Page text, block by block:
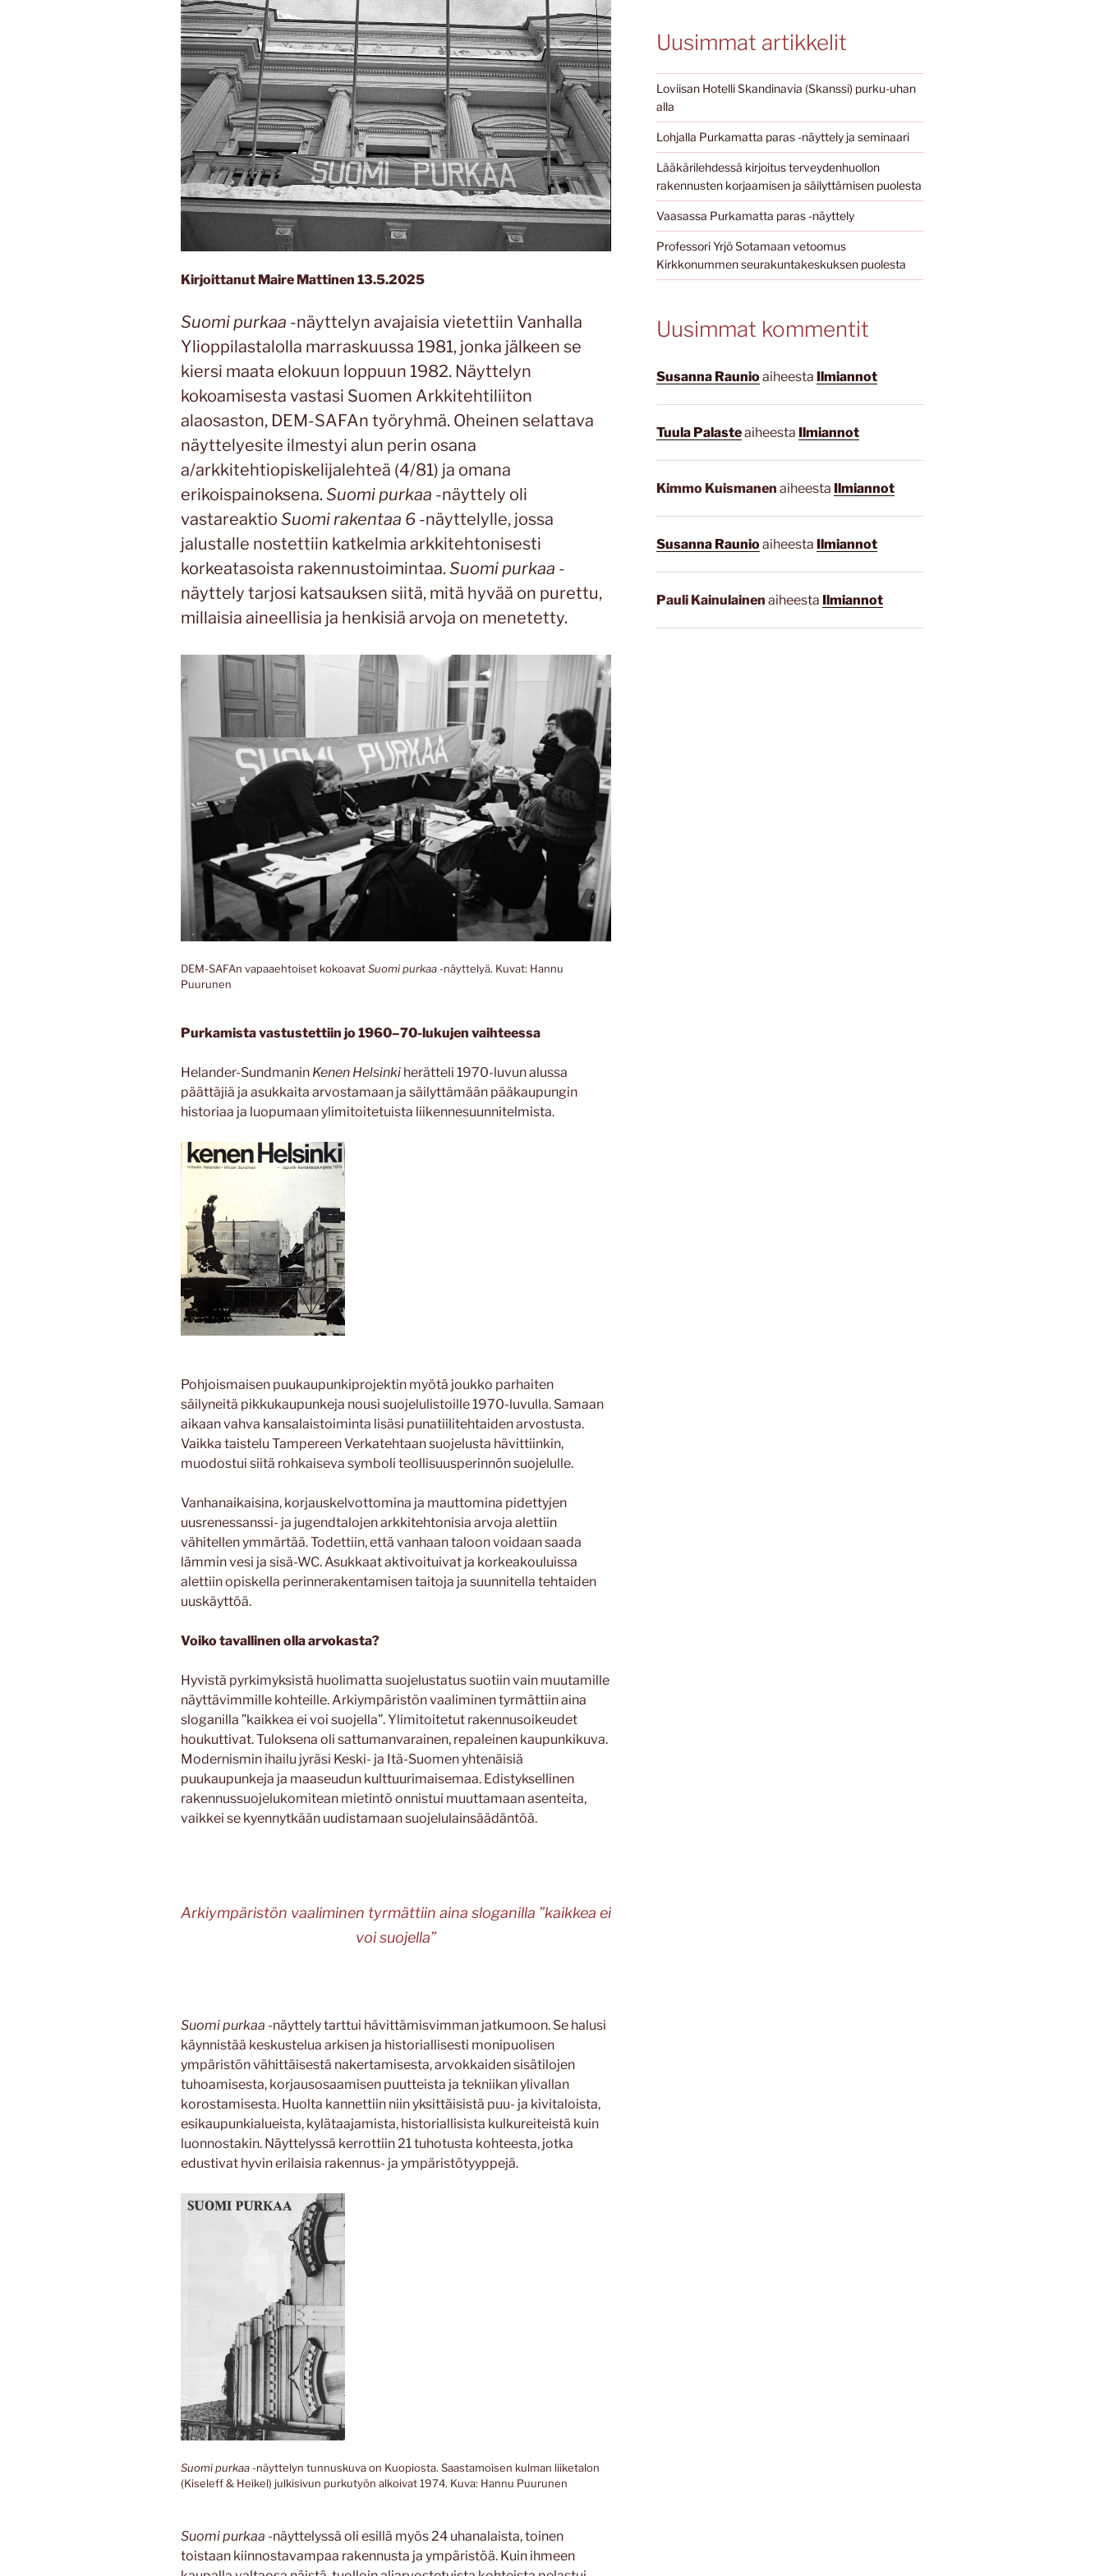
Kirjoittanut Maire Mattinen 13.5.2025
Suomi purkaa -näyttelyn avajaisia vietettiin Vanhalla
Ylioppilastalolla marraskuussa 1981, jonka jälkeen se
kiersi maata elokuun loppuun 1982. Näyttelyn
kokoamisesta vastasi Suomen Arkkitehtiliiton
alaosaston, DEM-SAFAn työryhmä. Oheinen selattava
näyttelyesite ilmestyi alun perin osana
a/arkkitehtiopiskelijalehteä (4/81) ja omana
erikoispainoksena. Suomi purkaa -näyttely oli
vastareaktio Suomi rakentaa 6 -näyttelylle, jossa
jalustalle nostettiin katkelmia arkkitehtonisesti
korkeatasoista rakennustoimintaa. Suomi purkaa -
näyttely tarjosi katsauksen siitä, mitä hyvää on purettu,
millaisia aineellisia ja henkisiä arvoja on menetetty.
DEM-SAFAn vapaaehtoiset kokoavatSuomi purkaa-näyttelyä. Kuvat: Hannu
Puurunen
Purkamista vastustettiin jo 1960–70-lukujen vaihteessa
Helander-Sundmanin Kenen Helsinki herätteli 1970-luvun alussa
päättäjiä ja asukkaita arvostamaan ja säilyttämään pääkaupungin
historiaa ja luopumaan ylimitoitetuista liikennesuunnitelmista.
Pohjoismaisen puukaupunkiprojektin myötä joukko parhaiten
säilyneitä pikkukaupunkeja nousi suojelulistoille 1970-luvulla. Samaan
aikaan vahva kansalaistoiminta lisäsi punatiilitehtaiden arvostusta.
Vaikka taistelu Tampereen Verkatehtaan suojelusta hävittiinkin,
muodostui siitä rohkaiseva symboli teollisuusperinnön suojelulle.
Vanhanaikaisina, korjauskelvottomina ja mauttomina pidettyjen
uusrenessanssi- ja jugendtalojen arkkitehtonisia arvoja alettiin
vähitellen ymmärtää. Todettiin, että vanhaan taloon voidaan saada
lämmin vesi ja sisä-WC. Asukkaat aktivoituivat ja korkeakouluissa
alettiin opiskella perinnerakentamisen taitoja ja suunnitella tehtaiden
uuskäyttöä.
Voiko tavallinen olla arvokasta?
Hyvistä pyrkimyksistä huolimatta suojelustatus suotiin vain muutamille
näyttävimmille kohteille. Arkiympäristön vaaliminen tyrmättiin aina
sloganilla ”kaikkea ei voi suojella”. Ylimitoitetut rakennusoikeudet
houkuttivat. Tuloksena oli sattumanvarainen, repaleinen kaupunkikuva.
Modernismin ihailu jyräsi Keski- ja Itä-Suomen yhtenäisiä
puukaupunkeja ja maaseudun kulttuurimaisemaa. Edistyksellinen
rakennussuojelukomitean mietintö onnistui muuttamaan asenteita,
vaikkei se kyennytkään uudistamaan suojelulainsäädäntöä.
Arkiympäristön vaaliminen tyrmättiin aina sloganilla ”kaikkea ei
voi suojella”
Suomi purkaa -näyttely tarttui hävittämisvimman jatkumoon. Se halusi
käynnistää keskustelua arkisen ja historiallisesti monipuolisen
ympäristön vähittäisestä nakertamisesta, arvokkaiden sisätilojen
tuhoamisesta, korjausosaamisen puutteista ja tekniikan ylivallan
korostamisesta. Huolta kannettiin niin yksittäisistä puu- ja kivitaloista,
esikaupunkialueista, kylätaajamista, historiallisista kulkureiteistä kuin
luonnostakin. Näyttelyssä kerrottiin 21 tuhotusta kohteesta, jotka
edustivat hyvin erilaisia rakennus- ja ympäristötyyppejä.
Suomi purkaa-näyttelyn tunnuskuva on Kuopiosta. Saastamoisen kulman liiketalon
(Kiseleff & Heikel) julkisivun purkutyön alkoivat 1974. Kuva: Hannu Puurunen
Suomi purkaa -näyttelyssä oli esillä myös 24 uhanalaista, toinen
toistaan kiinnostavampaa rakennusta ja ympäristöä. Kuin ihmeen
Uusimmat artikkelit
Loviisan Hotelli Skandinavia (Skanssi) purku-uhan
alla
Lohjalla Purkamatta paras -näyttely ja seminaari
Lääkärilehdessä kirjoitus terveydenhuollon
rakennusten korjaamisen ja säilyttämisen puolesta
Vaasassa Purkamatta paras -näyttely
Professori Yrjö Sotamaan vetoomus
Kirkkonummen seurakuntakeskuksen puolesta
Uusimmat kommentit
Susanna Raunioaiheesta Ilmiannot
Tuula Palasteaiheesta Ilmiannot
Kimmo Kuismanen aiheesta Ilmiannot
Susanna Raunioaiheesta Ilmiannot
Pauli Kainulainen aiheesta Ilmiannot